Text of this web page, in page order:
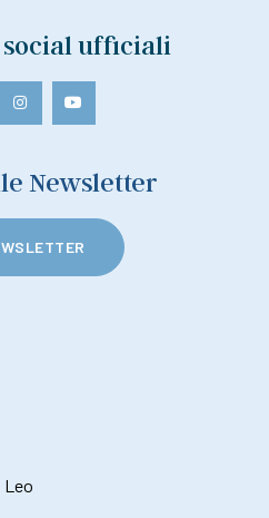
social ufficiali
Newsletter
Leo